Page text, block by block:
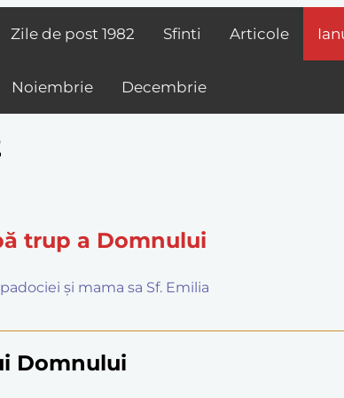
Zile de post 1982 Sfinti Articole
Noiembrie Decembrie
trup a Domnului
și mama sa Sf. Emilia
Domnului